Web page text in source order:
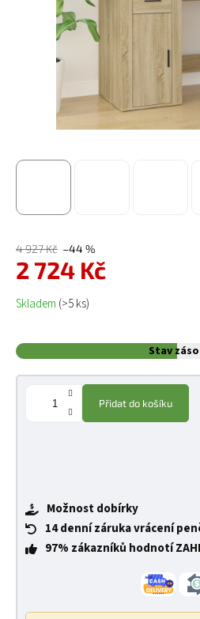
4 927 Kč –44 %
2 724 Kč
Měrná cena:
Skladem (>5 ks)
Stav
Přidat do košíku
Možnost dobírky
14 denní záruka vrácení
97% zákazníků hodnotí